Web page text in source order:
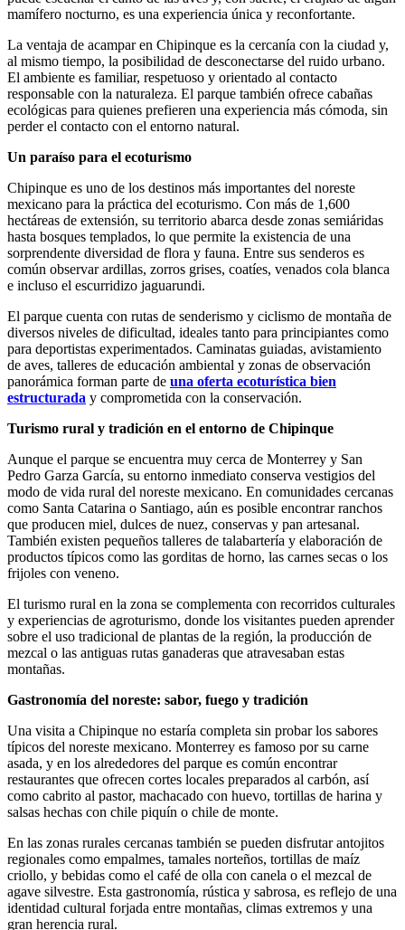
mamífero nocturno, es una experiencia única y reconfortante.
La ventaja de acampar en Chipinque es la cercanía con la ciudad y,
al mismo tiempo, la posibilidad de desconectarse del ruido urbano.
El ambiente es familiar, respetuoso y orientado al contacto
responsable con la naturaleza. El parque también ofrece cabañas
ecológicas para quienes prefieren una experiencia más cómoda, sin
perder el contacto con el entorno natural.
Un paraíso para el ecoturismo
Chipinque es uno de los destinos más importantes del noreste
mexicano para la práctica del ecoturismo. Con más de 1,600
hectáreas de extensión, su territorio abarca desde zonas semiáridas
hasta bosques templados, lo que permite la existencia de una
sorprendente diversidad de flora y fauna. Entre sus senderos es
común observar ardillas, zorros grises, coatíes, venados cola blanca
e incluso el escurridizo jaguarundi.
El parque cuenta con rutas de senderismo y ciclismo de montaña de
diversos niveles de dificultad, ideales tanto para principiantes como
para deportistas experimentados. Caminatas guiadas, avistamiento
de aves, talleres de educación ambiental y zonas de observación
panorámica forman parte de una oferta ecoturística bien
estructurada y comprometida con la conservación.
Turismo rural y tradición en el entorno de Chipinque
Aunque el parque se encuentra muy cerca de Monterrey y San
Pedro Garza García, su entorno inmediato conserva vestigios del
modo de vida rural del noreste mexicano. En comunidades cercanas
como Santa Catarina o Santiago, aún es posible encontrar ranchos
que producen miel, dulces de nuez, conservas y pan artesanal.
También existen pequeños talleres de talabartería y elaboración de
productos típicos como las gorditas de horno, las carnes secas o los
frijoles con veneno.
El turismo rural en la zona se complementa con recorridos culturales
y experiencias de agroturismo, donde los visitantes pueden aprender
sobre el uso tradicional de plantas de la región, la producción de
mezcal o las antiguas rutas ganaderas que atravesaban estas
montañas.
Gastronomía del noreste: sabor, fuego y tradición
Una visita a Chipinque no estaría completa sin probar los sabores
típicos del noreste mexicano. Monterrey es famoso por su carne
asada, y en los alrededores del parque es común encontrar
restaurantes que ofrecen cortes locales preparados al carbón, así
como cabrito al pastor, machacado con huevo, tortillas de harina y
salsas hechas con chile piquín o chile de monte.
En las zonas rurales cercanas también se pueden disfrutar antojitos
regionales como empalmes, tamales norteños, tortillas de maíz
criollo, y bebidas como el café de olla con canela o el mezcal de
agave silvestre. Esta gastronomía, rústica y sabrosa, es reflejo de una
identidad cultural forjada entre montañas, climas extremos y una
gran herencia rural.